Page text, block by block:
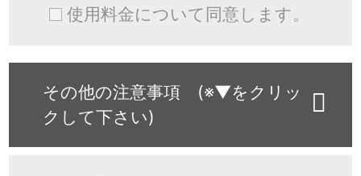
使用料金について同意します。
その他の注意事項 (※▼をクリッ
クして下さい)